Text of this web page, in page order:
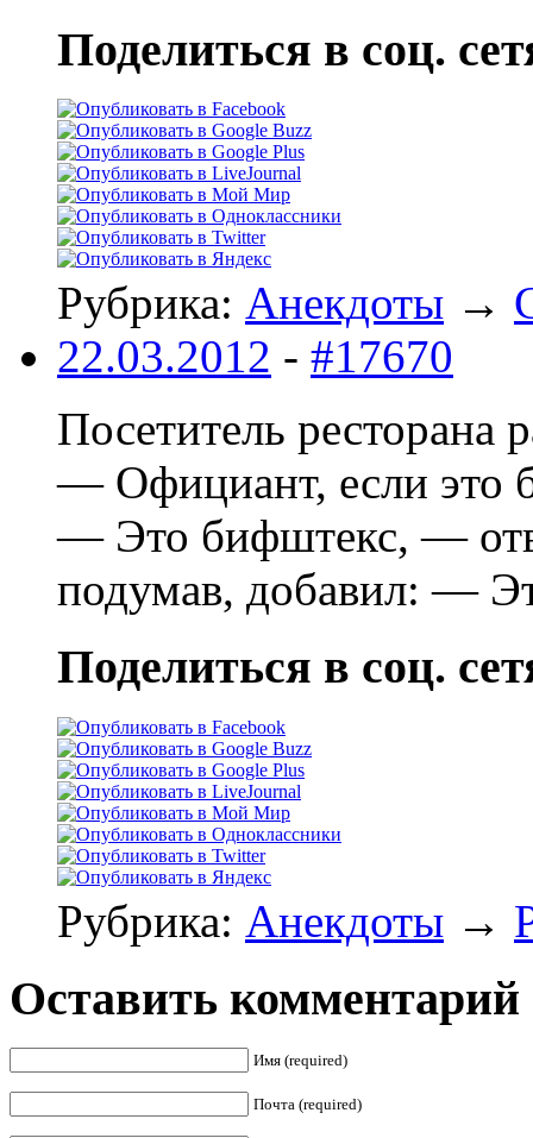
Поделиться в соц.
Рубрика: Анекдоты →
22.03.2012 - #17670
Посетитель ресторана
— Официант, если это
— Это бифштекс, —
подумав, добавил: —
Поделиться в соц.
Рубрика: Анекдоты →
Оставить комментарий
Имя (required)
Почта (required)